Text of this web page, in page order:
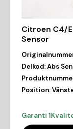
Citroen C4/
Sensor
Delkod:Abs
Position:
Garanti 1